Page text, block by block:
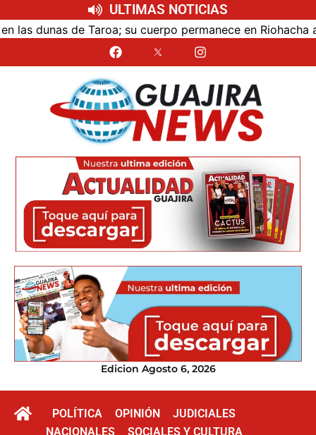
ULTIMAS NOTICIAS
de Taroa; su cuerpo permanece en Riohacha a la
Edicion Agosto 6, 2026
POLÍTICA OPINIÓN
JUDICIALES
NACIONALES
SOCIALES Y CULTURA